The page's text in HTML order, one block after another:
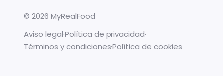
© 2026 MyRealFood
Aviso legal·Política de privacidad·
Términos y condiciones·Política de cookies